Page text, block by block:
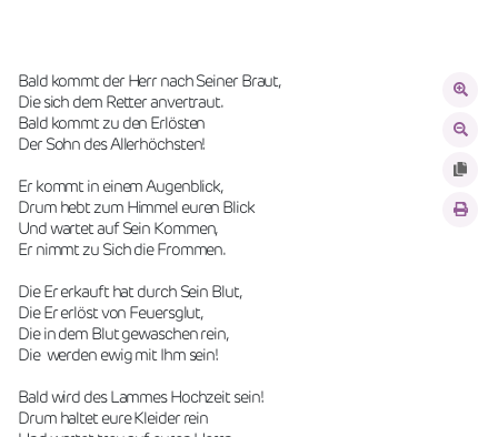
Bald kommt der Herr nach Seiner Braut,
Die sich dem Retter anvertraut.
Bald kommt zu den Erlösten
Der Sohn des Allerhöchsten!
Er kommt in einem Augenblick,
Drum hebt zum Himmel euren Blick
Und wartet auf Sein Kommen,
Er nimmt zu Sich die Frommen.
Die Er erkauft hat durch Sein Blut,
Die Er erlöst von Feuersglut,
Die in dem Blut gewaschen rein,
Die  werden ewig mit Ihm sein!
Bald wird des Lammes Hochzeit sein!
Drum haltet eure Kleider rein